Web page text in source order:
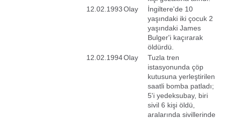
12.02.1993Olay
İngiltere'de 10
yaşındaki iki çocuk 2
yaşındaki James
Bulger'i kaçırarak
öldürdü.
12.02.1994Olay
Tuzla tren
istasyonunda çöp
kutusuna yerleştirilen
saatli bomba patladı;
5'i yedeksubay, biri
sivil 6 kişi öldü,
aralarında sivillerinde